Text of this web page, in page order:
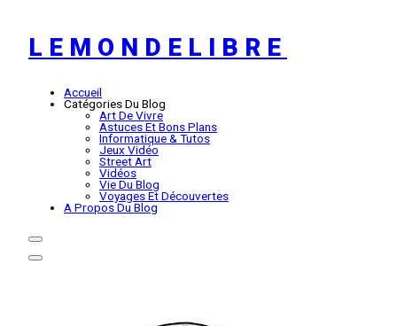
LEMONDELIBRE
Accueil
Catégories Du Blog
Art De Vivre
Astuces Et Bons Plans
Informatique & Tutos
Jeux Vidéo
Street Art
Vidéos
Vie Du Blog
Voyages Et Découvertes
A Propos Du Blog